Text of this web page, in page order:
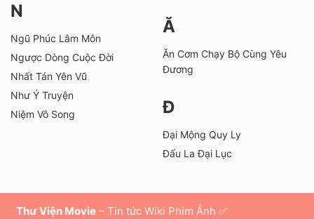
N
Ngũ Phúc Lâm Môn
Ngược Dòng Cuộc Đời
Nhất Tán Yên Vũ
Như Ý Truyện
Niệm Vô Song
Ă
Ăn Cơm Chạy Bộ Cùng Yêu
Đương
Đ
Đại Mộng Quy Ly
Đấu La Đại Lục
Thư Viện Movie– Tin tức Wiki Phim Ảnh ✅